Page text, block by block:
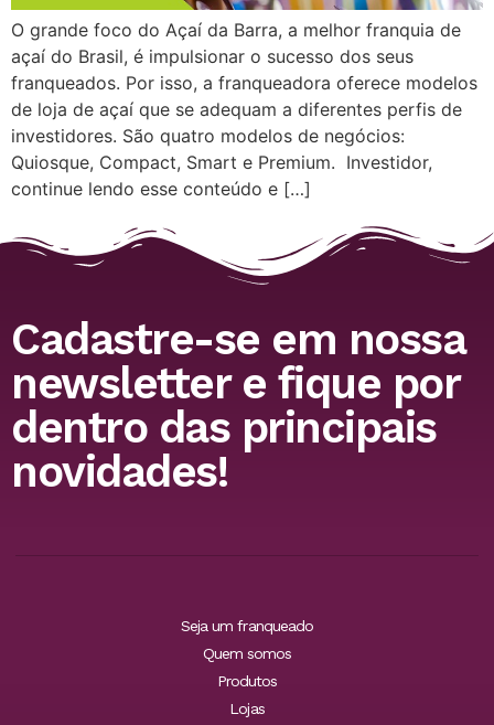
O grande foco do Açaí da Barra, a melhor franquia de
açaí do Brasil, é impulsionar o sucesso dos seus
franqueados. Por isso, a franqueadora oferece modelos
de loja de açaí que se adequam a diferentes perfis de
investidores. São quatro modelos de negócios:
Quiosque, Compact, Smart e Premium. Investidor,
continue lendo esse conteúdo e […]
Cadastre-se em nossa
newsletter e fique por
dentro das principais
novidades!
Seja um franqueado
Quem somos
Produtos
Lojas